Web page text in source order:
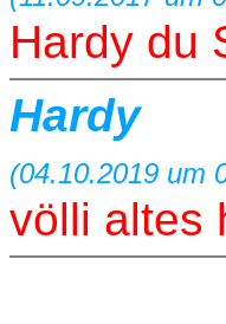
Hardy du
Hardy
(04.10.2019 um
völli altes